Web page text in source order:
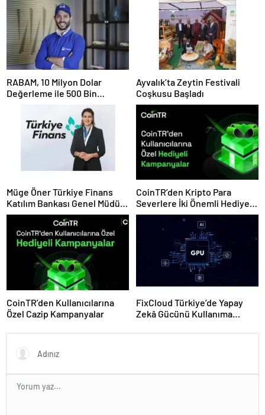
RABAM, 10 Milyon Dolar
Değerleme ile 500 Bin
Dolarlık Yatırım Aldı
Ayvalık’ta Zeytin Festivali
Coşkusu Başladı
Müge Öner Türkiye Finans
Katılım Bankası Genel Müdür
Vekili Oldu
CoinTR’den Kripto Para
Severlere İki Önemli Hediye
Kampanyası
CoinTR’den Kullanıcılarına
Özel Cazip Kampanyalar
FixCloud Türkiye’de Yapay
Zekâ Gücünü Kullanıma